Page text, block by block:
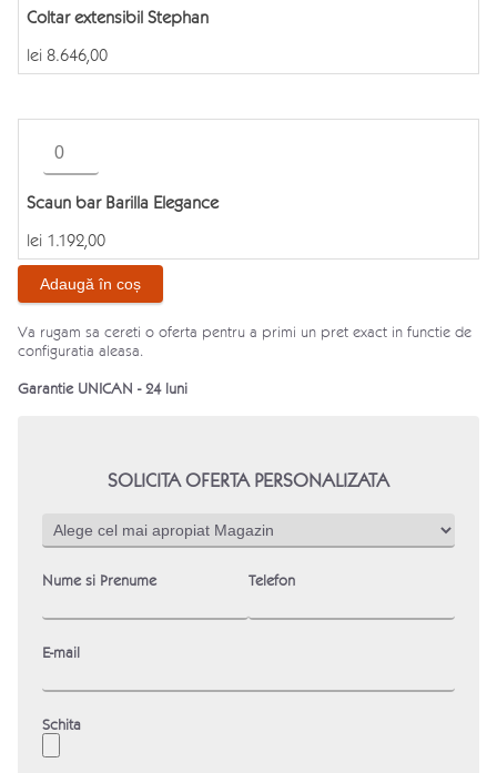
Stephan
Coltar extensibil Stephan
lei 8.646,00
Cantitate
Scaun
Barilla
Elegance
Scaun bar Barilla Elegance
lei 1.192,00
Adaugă în coș
Va rugam sa cereti o oferta pentru a primi un pret exact in functie de
configuratia aleasa.
Garantie UNICAN - 24 luni
SOLICITA OFERTA PERSONALIZATA
Nume si Prenume Telefon
E-mail
Schita